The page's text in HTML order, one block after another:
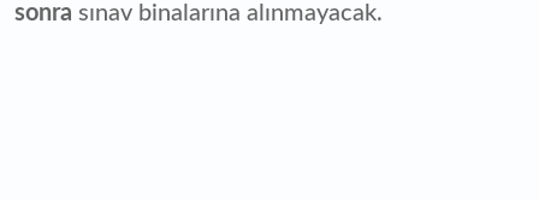
sonra sınav binalarına alınmayacak.